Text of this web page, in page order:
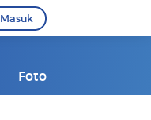
Masuk
Foto